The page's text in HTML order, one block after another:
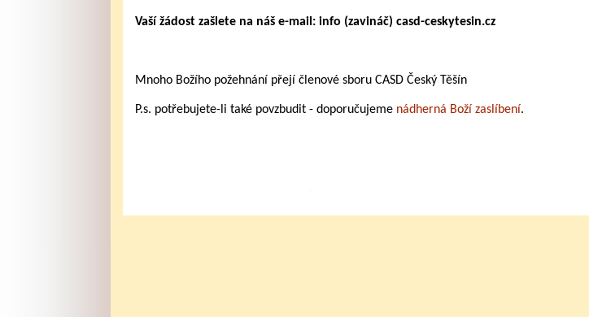
Vaší žádost zašlete na náš e-mail: info (zavináč) casd-ceskytesin.cz
Mnoho Božího požehnání přejí členové sboru CASD Český Těšín
P.s. potřebujete-li také povzbudit - doporučujeme nádherná Boží zaslíbení.